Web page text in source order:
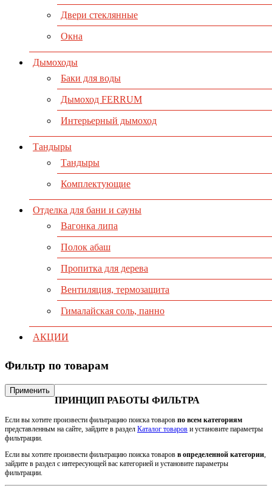
Двери стеклянные
Окна
Дымоходы
Баки для воды
Дымоход FERRUM
Интерьерный дымоход
Тандыры
Тандыры
Комплектующие
Отделка для бани и сауны
Вагонка липа
Полок абаш
Пропитка для дерева
Вентиляция, термозащита
Гималайская соль, панно
АКЦИИ
Фильтр по товарам
Применить
ПРИНЦИП РАБОТЫ ФИЛЬТРА
Если вы хотите произвести фильтрацию поиска товаров по всем категориям
представленным на сайте, зайдите в раздел Каталог товаров и установите параметры
фильтрации.
Если вы хотите произвести фильтрацию поиска товаров в определенной категории,
зайдите в раздел с интересующей вас категорией и установите параметры
фильтрации.